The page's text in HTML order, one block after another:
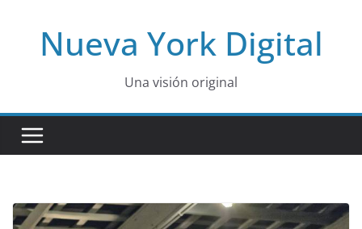
contentNueva York Digital
Una visión original